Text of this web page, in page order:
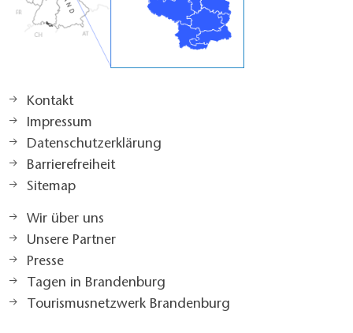
Kontakt
Impressum
Datenschutzerklärung
Barrierefreiheit
Sitemap
Wir über uns
Unsere Partner
Presse
Tagen in Brandenburg
Tourismusnetzwerk Brandenburg